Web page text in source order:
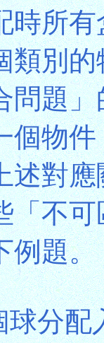
時所
類別
問題
個物
述對
「不
例題。
分配